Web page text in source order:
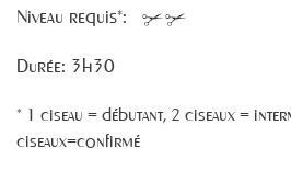
Niveau requis*:
Durée: 3h30
* 1 ciseau = débutant, 2 ciseaux =
ciseaux=confirmé